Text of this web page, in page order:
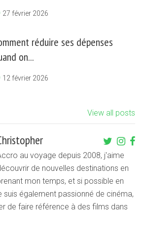
27 février 2026
réduire ses dépenses
on...
12 février 2026
View all posts
au voyage depuis 2008, j'aime
de nouvelles destinations en
mon temps, et si possible en
suis également passionné de cinéma,
de faire référence à des films dans